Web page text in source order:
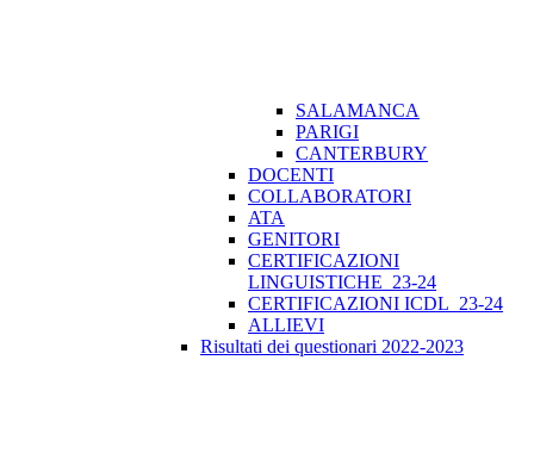
SALAMANCA
PARIGI
CANTERBURY
DOCENTI
COLLABORATORI
ATA
GENITORI
CERTIFICAZIONI
LINGUISTICHE_23-24
CERTIFICAZIONI ICDL_23-24
ALLIEVI
Risultati dei questionari 2022-2023